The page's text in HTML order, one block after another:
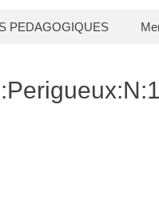
PEDAGOGIQUES